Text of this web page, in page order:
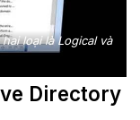
loại là Logical và
Directory